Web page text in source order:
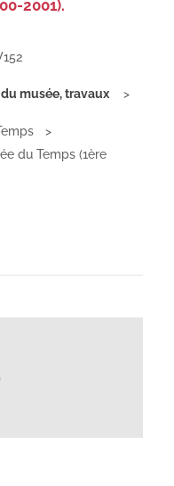
2001).
musée, travaux
du Temps (1ère